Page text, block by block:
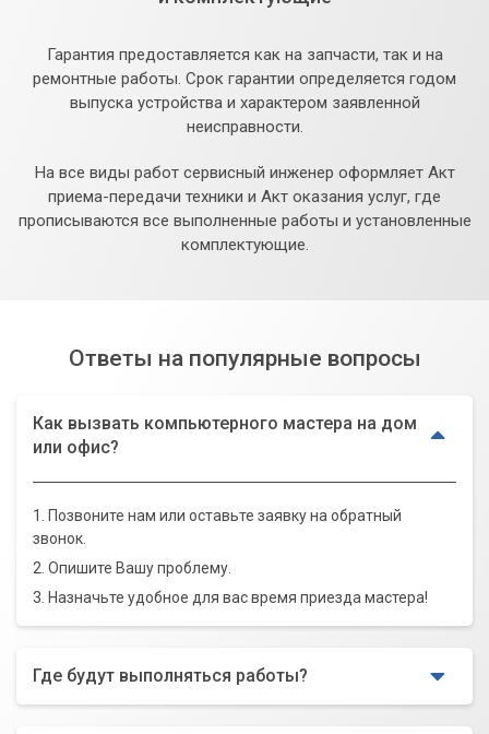
Гарантия предоставляется как на запчасти, так и на
ремонтные работы. Срок гарантии определяется годом
выпуска устройства и характером заявленной
неисправности.
На все виды работ сервисный инженер оформляет Акт
приема-передачи техники и Акт оказания услуг, где
прописываются все выполненные работы и установленные
комплектующие.
Ответы на популярные вопросы
Как вызвать компьютерного мастера на дом
или офис?
1. Позвоните нам или оставьте заявку на обратный
звонок.
2. Опишите Вашу проблему.
3. Назначьте удобное для вас время приезда мастера!
Где будут выполняться работы?